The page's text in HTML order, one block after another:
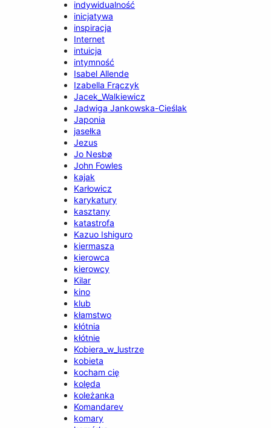
indywidualność
inicjatywa
inspiracja
Internet
intuicja
intymność
Isabel Allende
Izabella Frączyk
Jacek_Walkiewicz
Jadwiga Jankowska-Cieślak
Japonia
jasełka
Jezus
Jo Nesbø
John Fowles
kajak
Karłowicz
karykatury
kasztany
katastrofa
Kazuo Ishiguro
kiermasza
kierowca
kierowcy
Kilar
kino
klub
kłamstwo
kłótnia
kłótnie
Kobiera_w_lustrze
kobieta
kocham cię
kolęda
koleżanka
Komandarev
komary